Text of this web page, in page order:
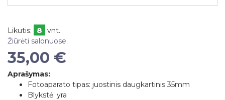
Likutis: 8
vnt.
Žiūrėti salonuose.
35,00 €
Aprašymas:
Fotoaparato tipas: juostinis daugkartinis 35mm
Blykstė: yra